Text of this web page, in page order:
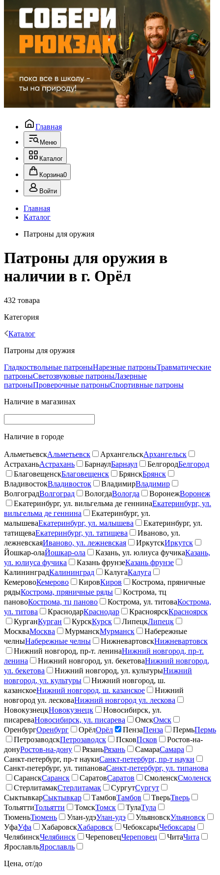
Главная
Меню
Каталог
Корзина0
Войти
Главная
Каталог
Патроны для оружия
Патроны для оружия в
наличии в г. Орёл
432 товара
Категория
Каталог
Патроны для оружия
Гладкоствольные патроныНарезные патроныТравматические
патроныСветозвуковые патроныЛазерные
патроныПроверочные патроныСпортивные патроны
Наличие в магазинах
Наличие в городе
АльметьевскАльметьевск АрхангельскАрхангельск
АстраханьАстрахань БарнаулБарнаул БелгородБелгород
БлаговещенскБлаговещенск БрянскБрянск
ВладивостокВладивосток ВладимирВладимир
ВолгоградВолгоград ВологдаВологда ВоронежВоронеж
Екатеринбург, ул. вильгельма де геннинаЕкатеринбург, ул.
вильгельма де геннина
Екатеринбург, ул.
малышеваЕкатеринбург, ул. малышева
Екатеринбург, ул.
татищеваЕкатеринбург, ул. татищева
Иваново, ул.
лежневскаяИваново, ул. лежневская ИркутскИркутск
Йошкар-олаЙошкар-ола Казань, ул. юлиуса фучикаКазань,
ул. юлиуса фучика
Казань фрунзеКазань фрунзе
КалининградКалининград КалугаКалуга
КемеровоКемерово КировКиров
Кострома, пряничные
рядыКострома, пряничные ряды
Кострома, тц
пановоКострома, тц паново Кострома, ул. титоваКострома,
ул. титова
КраснодарКраснодар КрасноярскКрасноярск
КурганКурган КурскКурск ЛипецкЛипецк
МоскваМосква МурманскМурманск
Набережные
челныНабережные челны НижневартовскНижневартовск
Нижний новгород, пр-т. ленинаНижний новгород, пр-т.
ленина
Нижний новгород, ул. бекетоваНижний новгород,
ул. бекетова
Нижний новгород, ул. культурыНижний
новгород, ул. культуры
Нижний новгород, ш.
казанскоеНижний новгород, ш. казанское
Нижний
новгород ул. лесковаНижний новгород ул. лескова
НовокузнецкНовокузнецк
Новосибирск, ул.
писареваНовосибирск, ул. писарева ОмскОмск
ОренбургОренбург ОрёлОрёл ПензаПенза ПермьПермь
ПетрозаводскПетрозаводск ПсковПсков
Ростов-на-
донуРостов-на-дону РязаньРязань СамараСамара
Санкт-петербург, пр-т наукиСанкт-петербург, пр-т науки
Санкт-петербург, ул. типановаСанкт-петербург, ул. типанова
СаранскСаранск СаратовСаратов СмоленскСмоленск
СтерлитамакСтерлитамак СургутСургут
СыктывкарСыктывкар ТамбовТамбов ТверьТверь
ТольяттиТольятти ТомскТомск ТулаТула
ТюменьТюмень Улан-удэУлан-удэ УльяновскУльяновск
УфаУфа ХабаровскХабаровск ЧебоксарыЧебоксары
ЧелябинскЧелябинск ЧереповецЧереповец ЧитаЧита
ЯрославльЯрославль
Цена, от/до